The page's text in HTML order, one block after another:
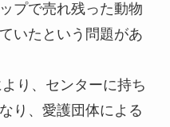
プで売れ残った動物
いたという問題があ
り、センターに持ち
り、愛護団体による